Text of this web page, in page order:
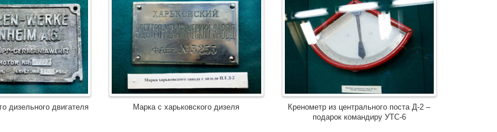
дизельного двигателя Марка с харьковского дизеля
Кренометр из центрального поста Д-2 –
подарок командиру УТС-6